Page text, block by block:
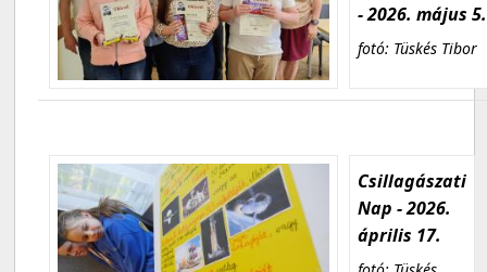
- 2026. május 5.
fotó: Tüskés Tibor
Csillagászati
Nap - 2026.
április 17.